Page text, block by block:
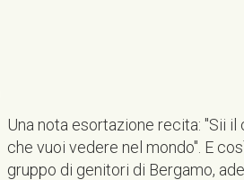
Una nota esortazione recita: "Sii
che vuoi vedere nel mondo". E
gruppo di genitori di Bergamo,